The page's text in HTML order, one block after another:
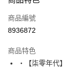
信用卡一次付款
超商取貨付款
Apple Pay
商品編號
8936872
商品特色
‧【柒零年代】